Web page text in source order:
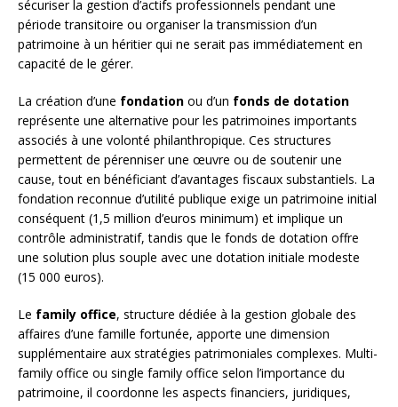
sécuriser la gestion d’actifs professionnels pendant une
période transitoire ou organiser la transmission d’un
patrimoine à un héritier qui ne serait pas immédiatement en
capacité de le gérer.
La création d’une fondation ou d’un fonds de dotation
représente une alternative pour les patrimoines importants
associés à une volonté philanthropique. Ces structures
permettent de pérenniser une œuvre ou de soutenir une
cause, tout en bénéficiant d’avantages fiscaux substantiels. La
fondation reconnue d’utilité publique exige un patrimoine initial
conséquent (1,5 million d’euros minimum) et implique un
contrôle administratif, tandis que le fonds de dotation offre
une solution plus souple avec une dotation initiale modeste
(15 000 euros).
Le family office, structure dédiée à la gestion globale des
affaires d’une famille fortunée, apporte une dimension
supplémentaire aux stratégies patrimoniales complexes. Multi-
family office ou single family office selon l’importance du
patrimoine, il coordonne les aspects financiers, juridiques,